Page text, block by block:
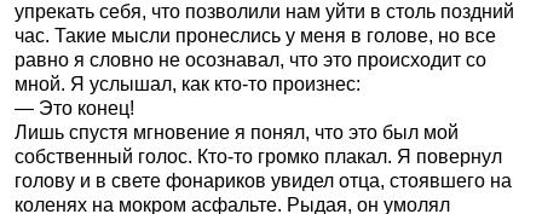
упрекать себя, что позволили нам уйти в столь поздний
час. Такие мысли пронеслись у меня в голове, но все
равно я словно не осознавал, что это происходит со
мной. Я услышал, как кто-то произнес:
— Это конец!
Лишь спустя мгновение я понял, что это был мой
собственный голос. Кто-то громко плакал. Я повернул
голову и в свете фонариков увидел отца, стоявшего на
коленях на мокром асфальте. Рыдая, он умолял